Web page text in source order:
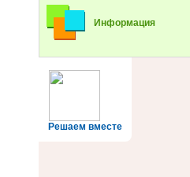
Информация
Решаем вместе